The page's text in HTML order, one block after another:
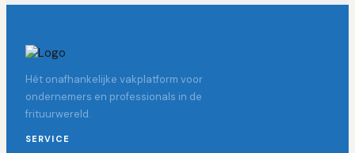
Hét onafhankelijke vakplatform voor
ondernemers en professionals in de
frituurwereld.
SERVICE